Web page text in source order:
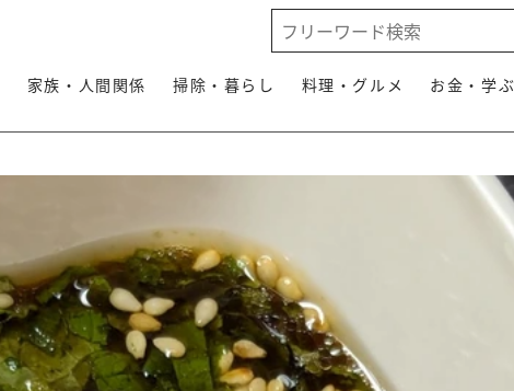
家族・人間関係 掃除・暮らし 料理・グルメ お金・学ぶ